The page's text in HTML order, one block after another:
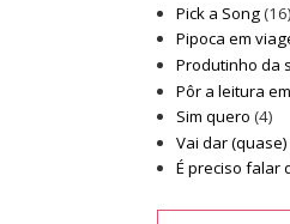
Pick a Song(16)
Pipoca em
Produtinho da
Pôr a leitura
Sim quero (4)
Vai dar
É preciso falar